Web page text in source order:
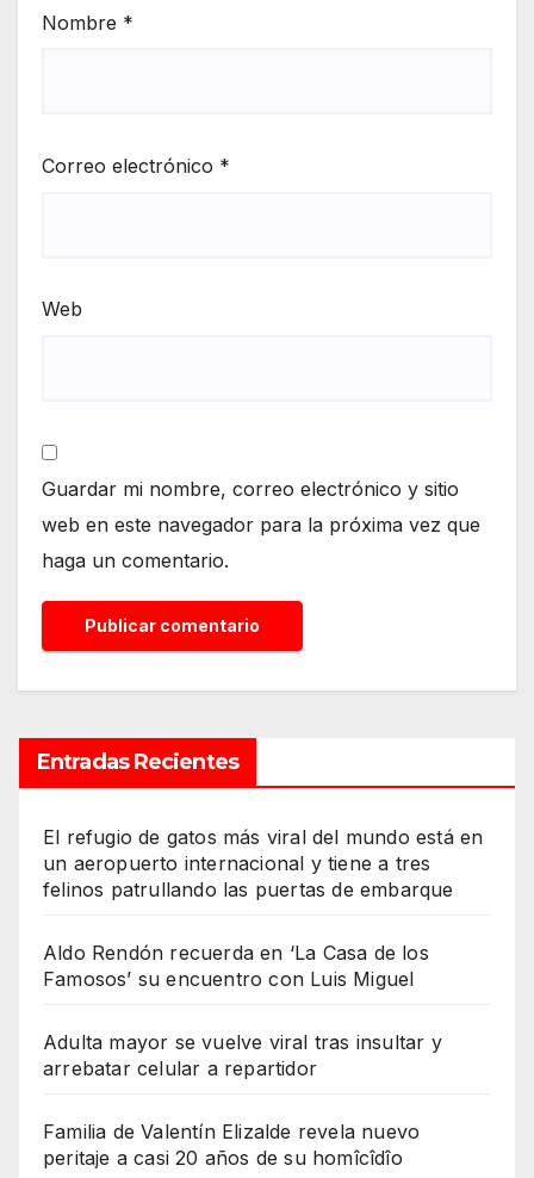
Nombre *
Correo electrónico *
Web
Guardar mi nombre, correo electrónico y sitio
web en este navegador para la próxima vez que
haga un comentario.
Entradas Recientes
El refugio de gatos más viral del mundo está en
un aeropuerto internacional y tiene a tres
felinos patrullando las puertas de embarque
Aldo Rendón recuerda en ‘La Casa de los
Famosos’ su encuentro con Luis Miguel
Adulta mayor se vuelve viral tras insultar y
arrebatar celular a repartidor
Familia de Valentín Elizalde revela nuevo
peritaje a casi 20 años de su homîcîdîo